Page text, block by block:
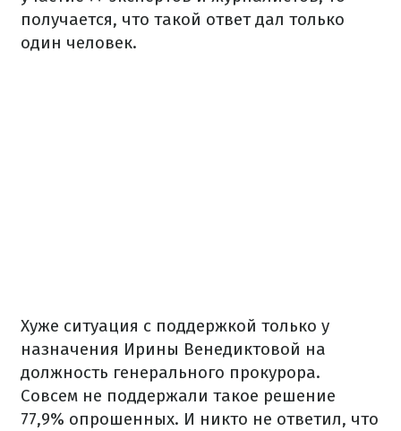
получается, что такой ответ дал только
один человек.
Хуже ситуация с поддержкой только у
назначения Ирины Венедиктовой на
должность генерального прокурора.
Совсем не поддержали такое решение
77,9% опрошенных. И никто не ответил, что